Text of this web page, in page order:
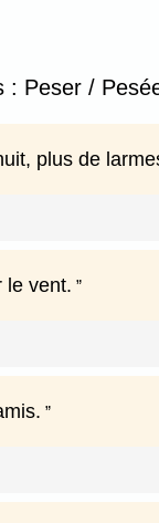
Peser /
plus de
le vent.